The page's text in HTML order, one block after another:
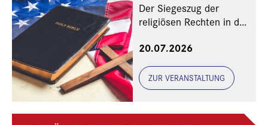
Der Siegeszug der
religiösen Rechten in den
20.07.2026
ZUR VERANSTALTUNG